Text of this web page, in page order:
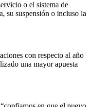
o el sistema de
su suspensión o incluso la
con respecto al año
una mayor apuesta